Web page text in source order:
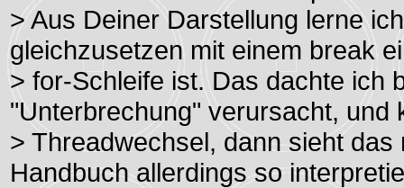
> Aus Deiner Darstellung lerne
gleichzusetzen mit einem break
> for-Schleife ist. Das dachte ich
"Unterbrechung" verursacht, und
> Threadwechsel, dann sieht
Handbuch allerdings so